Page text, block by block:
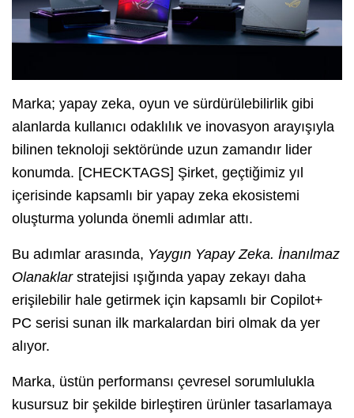
Marka; yapay zeka, oyun ve sürdürülebilirlik gibi
alanlarda kullanıcı odaklılık ve inovasyon arayışıyla
bilinen teknoloji sektöründe uzun zamandır lider
konumda. [CHECKTAGS] Şirket, geçtiğimiz yıl
içerisinde kapsamlı bir yapay zeka ekosistemi
oluşturma yolunda önemli adımlar attı.
Bu adımlar arasında, Yaygın Yapay Zeka. İnanılmaz
Olanaklarstratejisi ışığında yapay zekayı daha
erişilebilir hale getirmek için kapsamlı bir Copilot+
PC serisi sunan ilk markalardan biri olmak da yer
alıyor.
Marka, üstün performansı çevresel sorumlulukla
kusursuz bir şekilde birleştiren ürünler tasarlamaya